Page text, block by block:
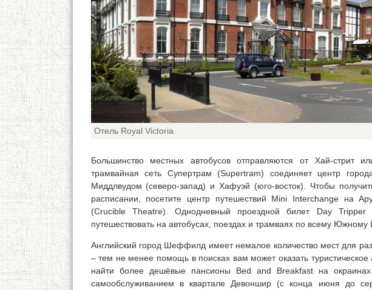
Отель Royal Victoria
Большинство местных автобусов отправляются от Хай-стрит
трамвайная сеть Супертрам (Supertram) соединяет центр
Миддлвудом (северо-запад) и Хафуэй (юго-восток). Чтобы
расписании, посетите центр путешествий Mini Interchange на
(Crucible Theatre). Однодневный проездной билет Day Tripper
путешествовать на автобусах, поездах и трамваях по всему Южному
Английский город Шеффилд имеет немалое количество мест для
– тем не менее помощь в поисках вам может оказать туристическое
найти более дешёвые пансионы Bed and Breakfast на
самообслуживанием в квартале Девоншир (с конца июня до